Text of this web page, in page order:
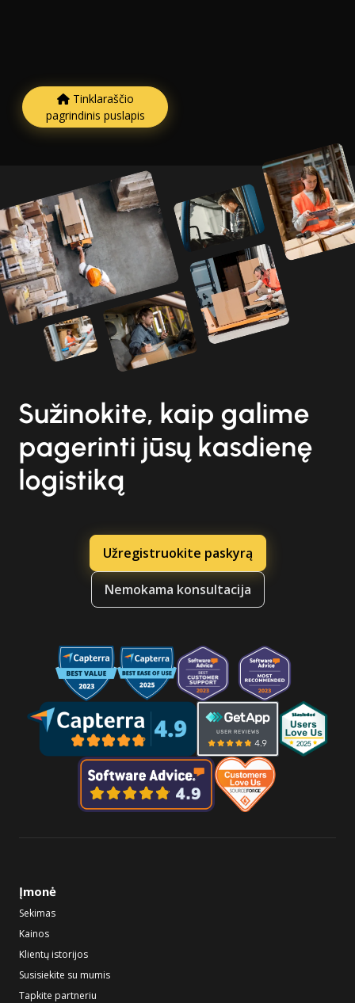
Tinklaraščio
pagrindinis puslapis
Sužinokite, kaip galime
pagerinti jūsų kasdienę
logistiką
Užregistruokite paskyrą
Nemokama konsultacija
Įmonė
Sekimas
Kainos
Klientų istorijos
Susisiekite su mumis
Tapkite partneriu